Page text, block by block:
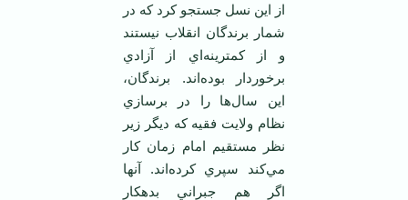
از اين نسل جستجو کرد که در
شمار برندگان انقلاب نيستند
و از کمترينه‌اي از آزادي
برخوردار بوده‌اند. برندگان،
اين سال‌ها را در برسازي
نظام ولايت فقيه که ديگر زير
نظر مستقيم امام زمان کار
مي‌کند سپري کرده‌اند. آنها
اگر هم جبراني بدهکار